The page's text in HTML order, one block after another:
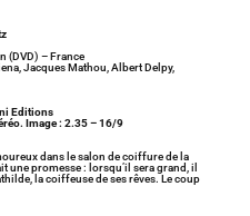
(DVD) – France
Jacques Mathou, Albert Delpy,
Editions
Image : 2.35 – 16/9
dans le salon de coiffure de la
une promesse : lorsqu’il sera grand, il
la coiffeuse de ses rêves. Le coup